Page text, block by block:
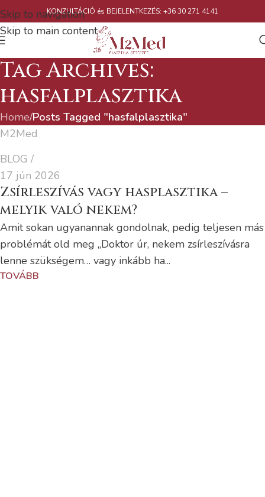
Skip to navigation
Skip to main content
KONZULTÁCIÓ és BEJELENTKEZÉS: +36 30 271 4141
Tag Archives:
hasfalplasztika
Home/Posts Tagged "hasfalplasztika"
M2Med
BLOG
17 jún 2026
Zsírleszívás vagy hasplasztika –
melyik való nekem?
Amit sokan ugyanannak gondolnak, pedig teljesen más
problémát old meg „Doktor úr, nekem zsírleszívásra
lenne szükségem… vagy inkább ha...
TOVÁBB